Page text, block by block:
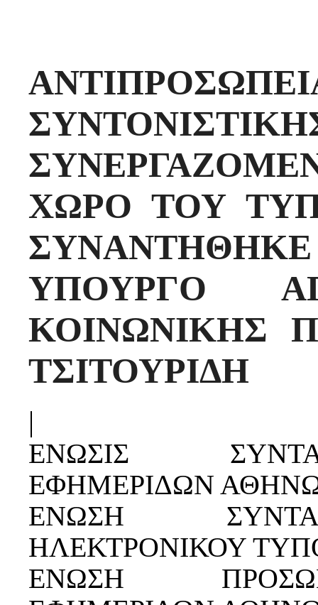
ΧΩΡΟ ΤΟΥ
ΥΠΟΥΡΓΟ
ΚΟΙΝΩΝΙΚΗΣ
ΤΣΙΤΟΥΡΙΔΗ
|
ΕΝΩΣΙΣ
ΕΦΗΜΕΡΙΔΩΝ
ΕΝΩΣΗ
ΗΛΕΚΤΡΟΝΙΚΟΥ
ΕΝΩΣΗ